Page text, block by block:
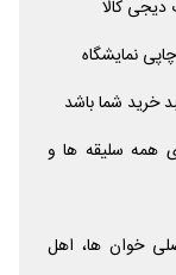
نمایشگاه
همه سلیقه ها و
خوان ها، اهل